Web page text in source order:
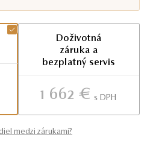
Doživotná
záruka a
bezplatný servis
1 662 € S DPH
medzi zárukami?